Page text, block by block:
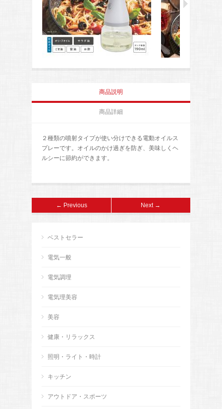
商品説明
商品詳細
２種類の噴射タイプが使い分けできる電動オイルス
プレーです。オイルのかけ過ぎを防ぎ、美味しくヘ
ルシーに節約ができます。
← Previous Next →
ベストセラー
電気一般
電気調理
電気理美容
美容
健康・リラックス
照明・ライト・時計
キッチン
アウトドア・スポーツ